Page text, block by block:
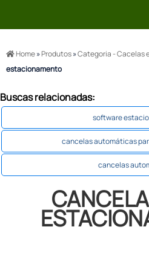
Home»Produtos»Categoria - Cacelas
estacionamento
Buscas relacionadas:
software
cancelas automáticas
cancelas